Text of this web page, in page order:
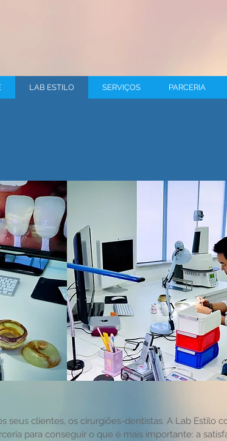
LAB ESTILO SERVIÇOS PARCERIA
seus clientes, os cirurgiões-dentistas. A Lab Estilo
para conseguir o que é mais importante: a